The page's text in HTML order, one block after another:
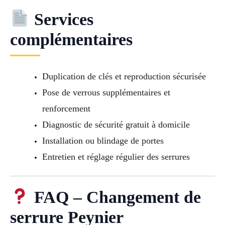
Services
complémentaires
Duplication de clés et reproduction sécurisée
Pose de verrous supplémentaires et
renforcement
Diagnostic de sécurité gratuit à domicile
Installation ou blindage de portes
Entretien et réglage régulier des serrures
FAQ – Changement de
serrure Peynier